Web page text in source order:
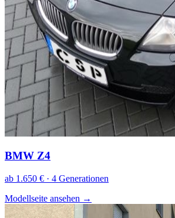
BMW Z4
ab 1.650 € · 4 Generationen
Modellseite ansehen →